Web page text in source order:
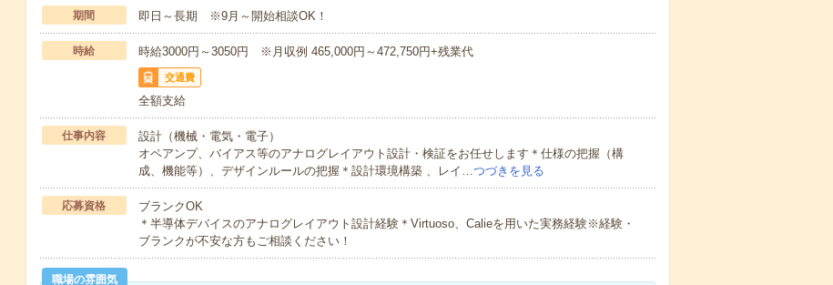
期間 即日～長期 ※9月～開始相談OK！
時給 時給3000円～3050円 ※月収例 465,000円～472,750円+残業代
交通費
全額支給
仕事内容
設計（機械・電気・電子）
オペアンプ、バイアス等のアナログレイアウト設計・検証をお任せします＊仕様の把握（構
成、機能等）、デザインルールの把握＊設計環境構築 、レイ… つづきを見る
応募資格
ブランクOK
＊半導体デバイスのアナログレイアウト設計経験＊Virtuoso、Calieを用いた実務経験※経験・
ブランクが不安な方もご相談ください！
職場の雰囲気